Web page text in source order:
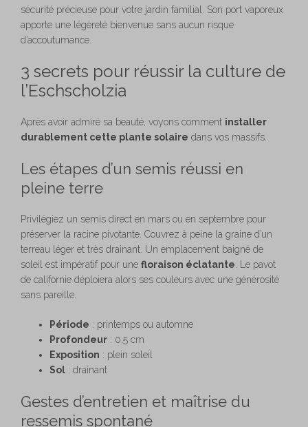
sécurité précieuse pour votre jardin familial. Son port vaporeux
apporte une légèreté bienvenue sans aucun risque
d’accoutumance.
3 secrets pour réussir la culture de
l’Eschscholzia
Après avoir admiré sa beauté, voyons comment installer
durablement cette plante solaire dans vos massifs.
Les étapes d’un semis réussi en
pleine terre
Privilégiez un semis direct en mars ou en septembre pour
préserver la racine pivotante. Couvrez à peine la graine d’un
terreau léger et très drainant. Un emplacement baigné de
soleil est impératif pour une floraison éclatante . Le pavot
de californie déploiera alors ses couleurs avec une générosité
sans pareille.
Période : printemps ou automne
Profondeur : 0,5 cm
Exposition : plein soleil
Sol : drainant
Gestes d’entretien et maîtrise du
ressemis spontané